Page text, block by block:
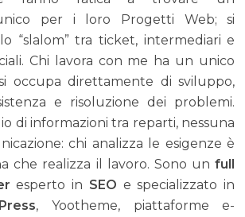
per i loro Progetti Web; si
“slalom” tra ticket, intermediari e
Chi lavora con me ha un unico
occupa direttamente di sviluppo,
e risoluzione dei problemi.
di informazioni tra reparti, nessuna
chi analizza le esigenze è
che realizza il lavoro. Sono unfull
esperto in SEO e specializzato in
, Yootheme, piattaforme e-